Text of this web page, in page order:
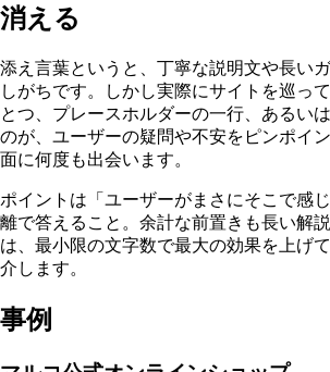
消える
添え言葉というと、丁寧な説明文や長い
しがちです。しかし実際にサイトを巡っ
とつ、プレースホルダーの一行、あるい
のが、ユーザーの疑問や不安をピンポイ
面に何度も出会います。
ポイントは「ユーザーがまさにそこで感
離で答えること。余計な前置きも長い解
は、最小限の文字数で最大の効果を上げ
介します。
事例